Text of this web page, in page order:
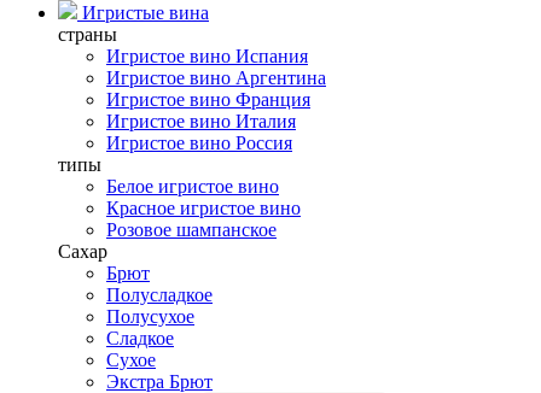
Игристые вина
страны
Игристое вино Испания
Игристое вино Аргентина
Игристое вино Франция
Игристое вино Италия
Игристое вино Россия
типы
Белое игристое вино
Красное игристое вино
Розовое шампанское
Сахар
Брют
Полусладкое
Полусухое
Сладкое
Сухое
Экстра Брют